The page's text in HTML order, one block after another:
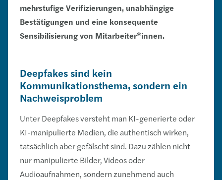
mehrstufige Verifizierungen, unabhängige
Bestätigungen und eine konsequente
Sensibilisierung von Mitarbeiter*innen.
Deepfakes sind kein
Kommunikationsthema, sondern ein
Nachweisproblem
Unter Deepfakes versteht man KI-generierte oder
KI-manipulierte Medien, die authentisch wirken,
tatsächlich aber gefälscht sind. Dazu zählen nicht
nur manipulierte Bilder, Videos oder
Audioaufnahmen, sondern zunehmend auch